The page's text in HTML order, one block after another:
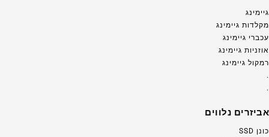
גיימינג
מקלדות גיימינג
עכברי גיימינג
אוזניות גיימינג
רמקול גיימינג
.
.
אביזרים נלווים
כונן SSD